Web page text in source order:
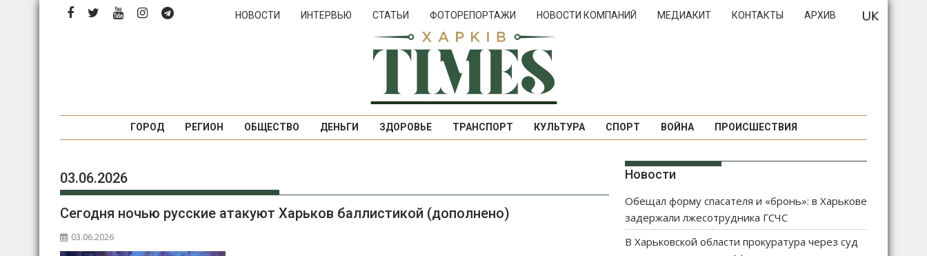
Перейти
НОВОСТИ ИНТЕРВЬЮ СТАТЬИ ФОТОРЕПОРТАЖИ НОВОСТИ КОМПАНИЙ МЕДИАКИТ КОНТАКТЫ АРХИВ
ГОРОД РЕГИОН ОБЩЕСТВО ДЕНЬГИ ЗДОРОВЬЕ ТРАНСПОРТ КУЛЬТУРА СПОРТ ВОЙНА ПРОИСШЕСТВИЯ
03.06.2026
Сегодня ночью русские атакуют Харьков баллистикой (дополнено)
03.06.2026
Новости
Обещал форму спасателя и «бронь»: в Харькове
задержали лжесотрудника ГСЧС
В Харьковской области прокуратура через суд